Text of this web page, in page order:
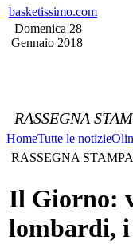
basketissimo.com
Domenica 28
Gennaio 2018
RASSEGNA
HomeTutte le notizie
RASSEGNA STAMPA
Il Giorno:
lombardi,